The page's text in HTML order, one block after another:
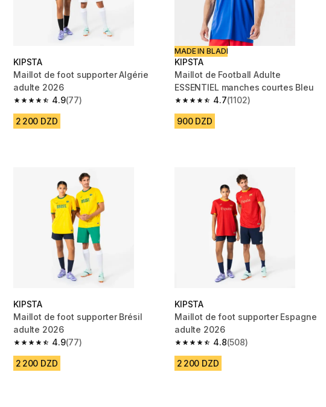
KIPSTA
Maillot de foot supporter Algérie
adulte 2026
4.9
4.9 out of 5 stars from 77 reviews
(77)
2 200 DZD
MADE IN BLADI
KIPSTA
Maillot de Football Adulte
ESSENTIEL manches courtes Bleu
4.7
4.7 out of 5 stars from 1102 reviews
(1102)
900 DZD
KIPSTA
Maillot de foot supporter Brésil
adulte 2026
4.9
4.9 out of 5 stars from 77 reviews
(77)
2 200 DZD
KIPSTA
Maillot de foot supporter Espagne
adulte 2026
4.8
4.8 out of 5 stars from 508 reviews
(508)
2 200 DZD